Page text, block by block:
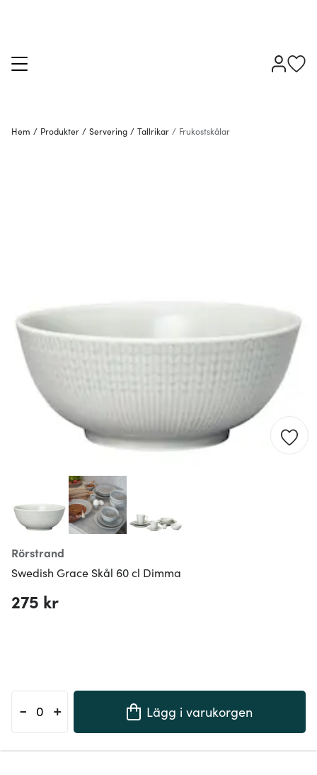
Hem / Produkter / Servering / Tallrikar / Frukostskålar
Rörstrand
Swedish Grace Skål 60 cl Dimma
275 kr
- + Lägg i varukorgen